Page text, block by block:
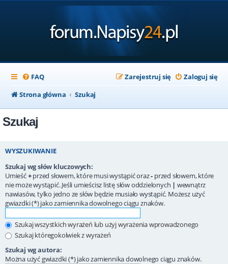
FAQ Zaloguj się
Zarejestruj się
Strona główna
Szukaj
Szukaj
WYSZUKIWANIE
Szukaj wg słów kluczowych:
Umieść+przed słowem, które musi wystąpić oraz- przed słowem, które
nie może wystąpić. Jeśli umieścisz listę słów oddzielonych | wewnątrz
nawiasów, tylko jedno ze słów będzie musiało wystąpić. Możesz użyć
gwiazdki (*) jako zamiennika dowolnego ciągu znaków.
Szukaj wszystkich wyrażeń lub użyj wyrażenia wprowadzonego
Szukaj któregokolwiek z wyrażeń
Szukaj wg autora:
Można użyć gwiazdki (*) jako zamiennika dowolnego ciągu znaków.